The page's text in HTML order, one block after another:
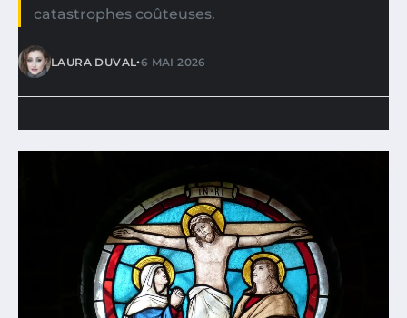
catastrophes coûteuses.
LAURA DUVAL•6 MAI 2026